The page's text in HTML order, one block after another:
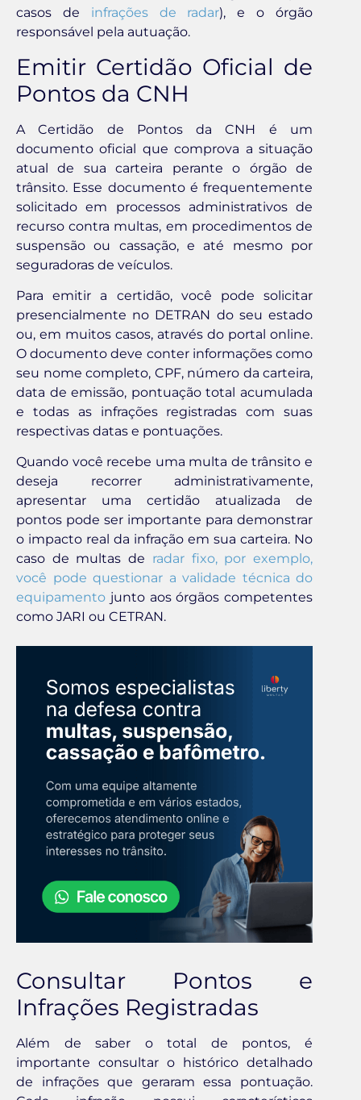
casos de infrações de radar), e o órgão
responsável pela autuação.
Emitir Certidão Oficial de
Pontos da CNH
A Certidão de Pontos da CNH é um
documento oficial que comprova a situação
atual de sua carteira perante o órgão de
trânsito. Esse documento é frequentemente
solicitado em processos administrativos de
recurso contra multas, em procedimentos de
suspensão ou cassação, e até mesmo por
seguradoras de veículos.
Para emitir a certidão, você pode solicitar
presencialmente no DETRAN do seu estado
ou, em muitos casos, através do portal online.
O documento deve conter informações como
seu nome completo, CPF, número da carteira,
data de emissão, pontuação total acumulada
e todas as infrações registradas com suas
respectivas datas e pontuações.
Quando você recebe uma multa de trânsito e
deseja recorrer administrativamente,
apresentar uma certidão atualizada de
pontos pode ser importante para demonstrar
o impacto real da infração em sua carteira. No
caso de multas de radar fixo, por exemplo,
você pode questionar a validade técnica do
equipamento junto aos órgãos competentes
como JARI ou CETRAN.
Consultar Pontos e
Infrações Registradas
Além de saber o total de pontos, é
importante consultar o histórico detalhado
de infrações que geraram essa pontuação.